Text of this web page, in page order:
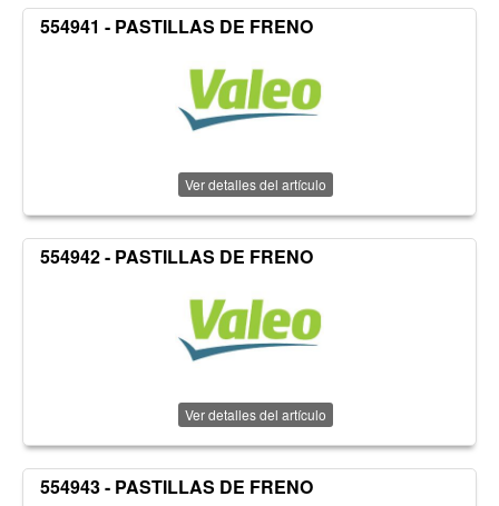
554941 - PASTILLAS DE FRENO
Ver detalles del artículo
554942 - PASTILLAS DE FRENO
Ver detalles del artículo
554943 - PASTILLAS DE FRENO